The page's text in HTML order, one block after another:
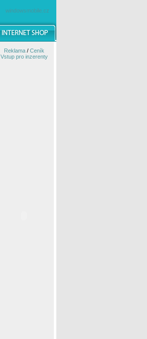
windowsmobile.cz
Reklama/ Ceník
Vstup pro inzerenty